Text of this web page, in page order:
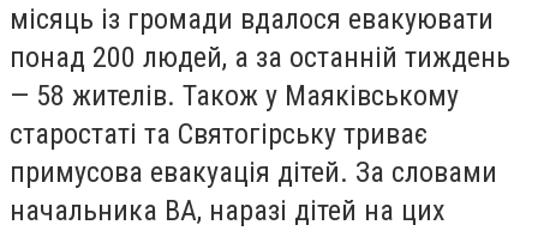
місяць із громади вдалося евакуювати
понад 200 людей, а за останній тиждень
— 58 жителів. Також у Маяківському
старостаті та Святогірську триває
примусова евакуація дітей. За словами
начальника ВА, наразі дітей на цих